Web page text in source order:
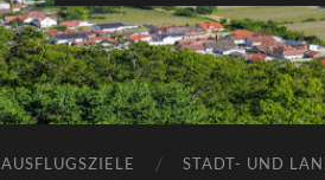
AUSFLUGSZIELE STADT- UND